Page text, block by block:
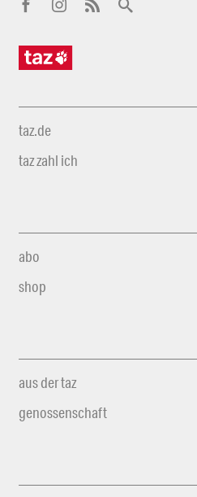
taz.de
taz zahl ich
abo
shop
aus der taz
genossenschaft